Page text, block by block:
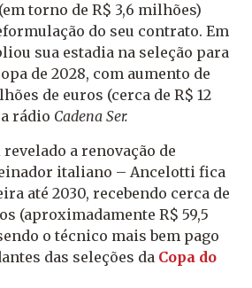
torno de R$ 3,6 milhões)
do seu contrato. Em
sua estadia na seleção para
de 2028, com aumento de
de euros (cerca de R$ 12
rádio Cadena Ser.
a renovação de
italiano – Ancelotti fica
até 2030, recebendo cerca de
(aproximadamente R$ 59,5
o técnico mais bem pago
das seleções da Copa do